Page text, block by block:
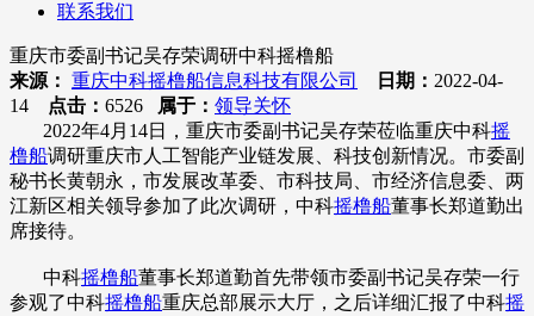
联系我们
重庆市委副书记吴存荣调研中科摇橹船
来源： 重庆中科摇橹船信息科技有限公司 日期： 2022-04-
14
点击： 6526 属于： 领导关怀
2022年4月14日，重庆市委副书记吴存荣莅临重庆中科摇
橹船调研重庆市人工智能产业链发展、科技创新情况。市委副
秘书长黄朝永，市发展改革委、市科技局、市经济信息委、两
江新区相关领导参加了此次调研，中科摇橹船董事长郑道勤出
席接待。
中科摇橹船董事长郑道勤首先带领市委副书记吴存荣一行
参观了中科摇橹船重庆总部展示大厅，之后详细汇报了中科摇